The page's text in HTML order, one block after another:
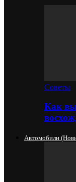
Советы
Как
Автомобили